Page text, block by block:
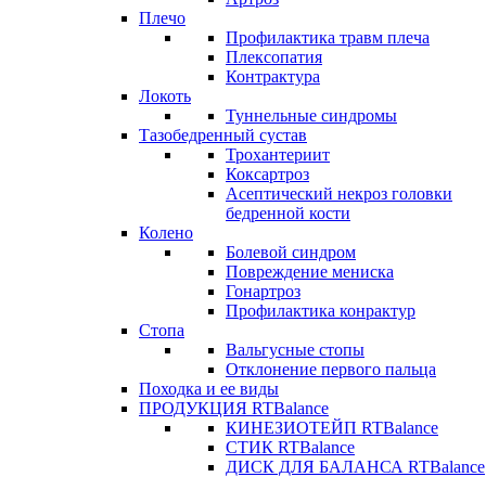
Плечо
Профилактика травм плеча
Плексопатия
Контрактура
Локоть
Туннельные синдромы
Тазобедренный сустав
Трохантериит
Коксартроз
Асептический некроз головки
бедренной кости
Колено
Болевой синдром
Повреждение мениска
Гонартроз
Профилактика конрактур
Стопа
Вальгусные стопы
Отклонение первого пальца
Походка и ее виды
ПРОДУКЦИЯ RTBalance
КИНЕЗИОТЕЙП RTBalance
СТИК RTBalance
ДИСК ДЛЯ БАЛАНСА RTBalance